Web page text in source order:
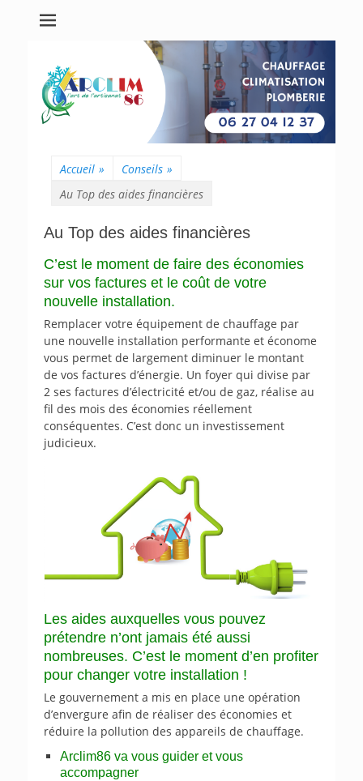
Accueil » Conseils »
Au Top des aides financières
Au Top des aides financières
C’est le moment de faire des économies
sur vos factures et le coût de votre
nouvelle installation.
Remplacer votre équipement de chauffage par
une nouvelle installation performante et économe
vous permet de largement diminuer le montant
de vos factures d’énergie. Un foyer qui divise par
2 ses factures d’électricité et/ou de gaz, réalise au
fil des mois des économies réellement
conséquentes. C’est donc un investissement
judicieux.
Les aides auxquelles vous pouvez
prétendre n’ont jamais été aussi
nombreuses. C’est le moment d’en profiter
pour changer votre installation !
Le gouvernement a mis en place une opération
d’envergure afin de réaliser des économies et
réduire la pollution des appareils de chauffage.
Arclim86 va vous guider et vous
accompagner